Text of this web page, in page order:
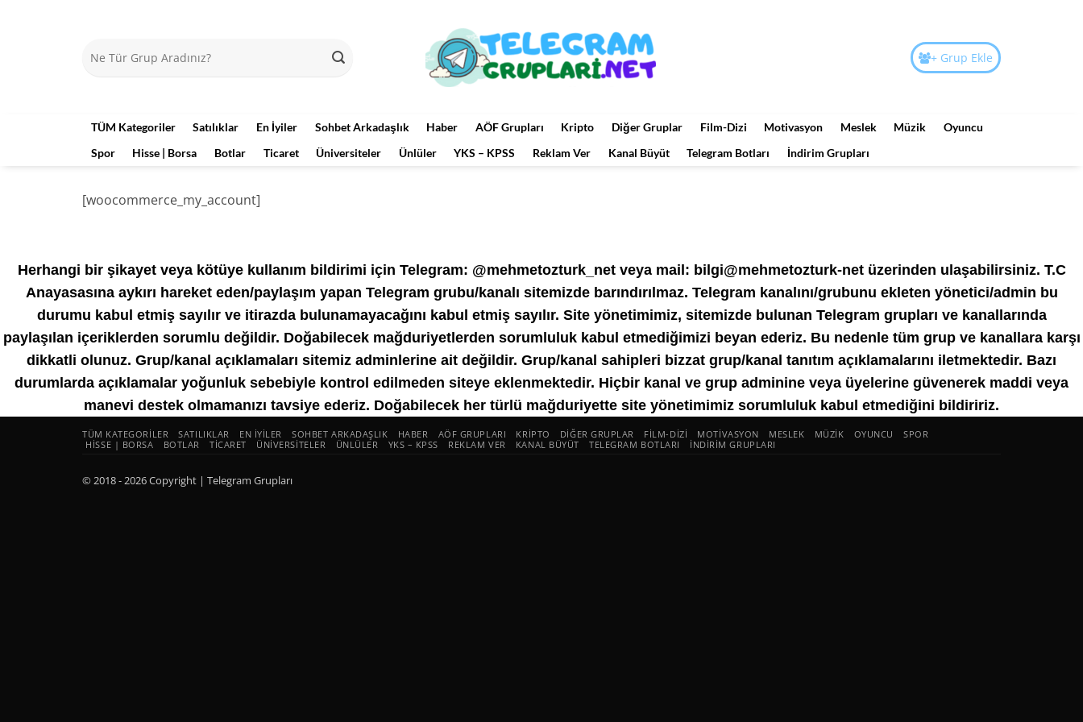
+ Grup Ekle
TÜM Kategoriler Satılıklar En İyiler Sohbet Arkadaşlık Haber AÖF Grupları Kripto Diğer Gruplar Film-Dizi Motivasyon Meslek Müzik
Oyuncu
Spor
Hisse | Borsa Botlar Ticaret Üniversiteler Ünlüler YKS – KPSS Reklam Ver Kanal Büyüt Telegram Botları İndirim Grupları
[woocommerce_my_account]
Herhangi bir şikayet veya kötüye kullanım bildirimi için Telegram: @mehmetozturk_net veya mail: bilgi@mehmetozturk-net üzerinden ulaşabilirsiniz. T.C
Anayasasına aykırı hareket eden/paylaşım yapan Telegram grubu/kanalı sitemizde barındırılmaz. Telegram kanalını/grubunu ekleten yönetici/admin bu
durumu kabul etmiş sayılır ve itirazda bulunamayacağını kabul etmiş sayılır. Site yönetimimiz, sitemizde bulunan Telegram grupları ve kanallarında
paylaşılan içeriklerden sorumlu değildir. Doğabilecek mağduriyetlerden sorumluluk kabul etmediğimizi beyan ederiz. Bu nedenle tüm grup ve kanallara karşı
dikkatli olunuz. Grup/kanal açıklamaları sitemiz adminlerine ait değildir. Grup/kanal sahipleri bizzat grup/kanal tanıtım açıklamalarını iletmektedir. Bazı
durumlarda açıklamalar yoğunluk sebebiyle kontrol edilmeden siteye eklenmektedir. Hiçbir kanal ve grup adminine veya üyelerine güvenerek maddi veya
manevi destek olmamanızı tavsiye ederiz. Doğabilecek her türlü mağduriyette site yönetimimiz sorumluluk kabul etmediğini bildiririz.
TÜM KATEGORILER SATILIKLAR EN İYILER SOHBET ARKADAŞLIK HABER AÖF GRUPLARI KRIPTO DIĞER GRUPLAR FILM-DIZI MOTIVASYON MESLEK MÜZIK OYUNCU
SPOR
HISSE | BORSA
BOTLAR TICARET ÜNIVERSITELER ÜNLÜLER YKS – KPSS REKLAM VER KANAL BÜYÜT TELEGRAM BOTLARI İNDIRIM GRUPLARI
© 2018 - 2026 Copyright | Telegram Grupları